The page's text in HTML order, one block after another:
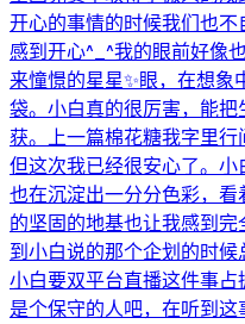
开心的事情的时候我们也
感到开心^_^我的眼前好像
来憧憬的星星✨眼，在想
袋。小白真的很厉害，能
获。上一篇棉花糖我字里行
但这次我已经很安心了。
也在沉淀出一分分色彩，
的坚固的地基也让我感到
到小白说的那个企划的时
小白要双平台直播这件事
是个保守的人吧，在听到